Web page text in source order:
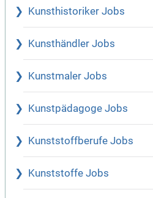
Kunsthistoriker Jobs
Kunsthändler Jobs
Kunstmaler Jobs
Kunstpädagoge Jobs
Kunststoffberufe Jobs
Kunststoffe Jobs